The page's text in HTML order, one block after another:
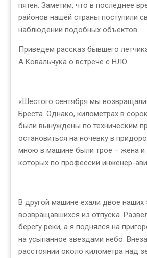
пятен. Заметим, что в последнее
районов нашей страны поступили
наблюдении подобных объектов.
Приведем рассказ бывшего
А.Ковальчука о встрече с НЛО.
«Шестого сентября мы
Бреста. Однако, километрах в
были вынуждены по техническим
остановиться на ночевку в
мною в машине были трое – жена и
которых по профессии инженер-
В другой машине ехали двое наших
возвращавшихся из отпуска.
берегу реки, а я поднялся на
на усыпанное звездами небо.
расстоянии около километра над